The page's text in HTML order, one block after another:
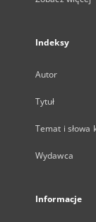
Indeksy
Autor
Tytuł
Temat i słowa
Wydawca
Informacje